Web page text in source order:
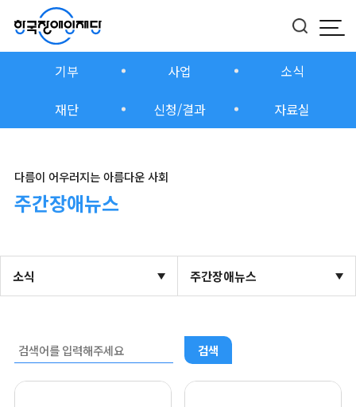
모
버튼
기부 사업
소식
재단
신청/결과 자료실
다름이 어우러지는 아름다운 사회
주간장애뉴스
소식 주간장애뉴스
검색